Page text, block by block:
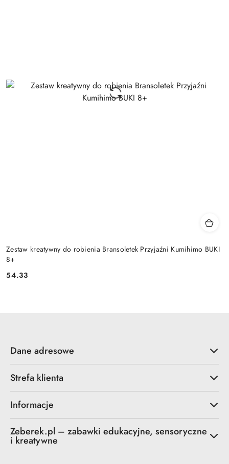
Zestaw kreatywny do robienia Bransoletek Przyjaźni Kumihimo BUKI
8+
Cena:
54.33
Dane adresowe
Strefa klienta
Informacje
Zeberek.pl – zabawki edukacyjne, sensoryczne
i kreatywne